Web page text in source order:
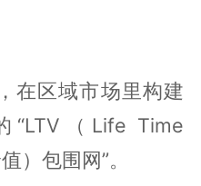
在区域市场里构建
（Life Time
）包围网”。